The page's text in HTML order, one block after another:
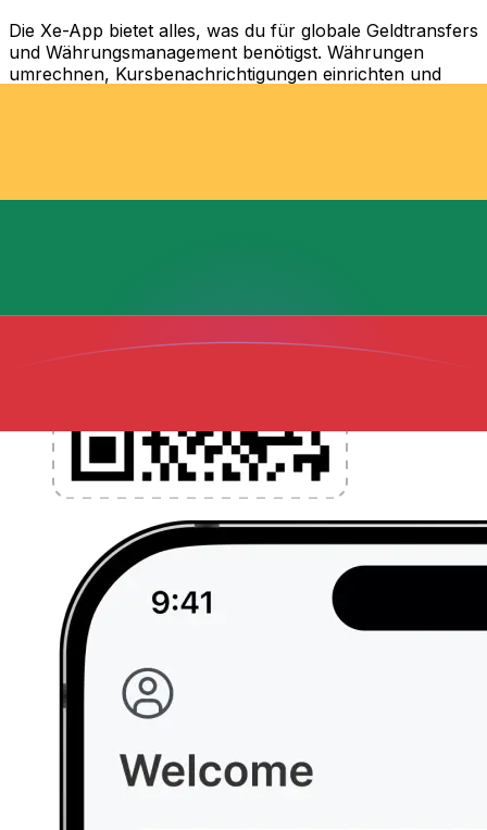
Die Xe-App bietet alles, was du für globale Geldtransfers
und Währungsmanagement benötigst. Währungen
umrechnen, Kursbenachrichtigungen einrichten und